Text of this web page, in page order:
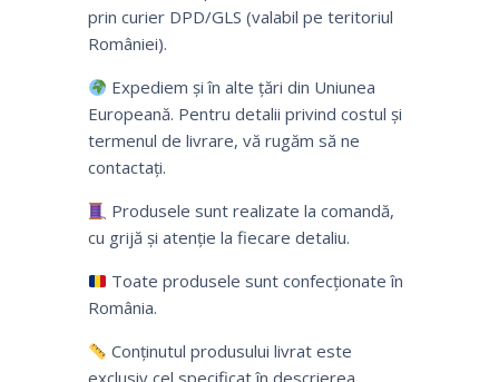
prin curier DPD/GLS (valabil pe teritoriul
României).
Expediem și în alte țări din Uniunea
Europeană. Pentru detalii privind costul și
termenul de livrare, vă rugăm să ne
contactați.
Produsele sunt realizate la comandă,
cu grijă și atenție la fiecare detaliu.
Toate produsele sunt confecționate în
România.
Conținutul produsului livrat este